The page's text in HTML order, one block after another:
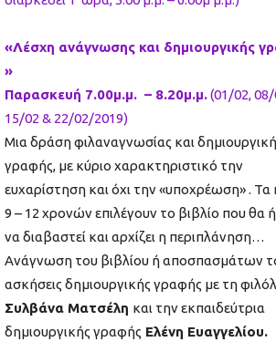
«Λέσχη ανάγνωσης και δημιουργικής
»
Παρασκευή 7.00μ.μ. – 8.20μ.μ.(01/02, 08/
15/02 & 22/02/2019)
Μια δράση φιλαναγνωσίας και
γραφής, με κύριο χαρακτηριστικό την
ευχαρίστηση και όχι την «υποχρέωση» . Τα
9 – 12 χρονών επιλέγουν το βιβλίο που θα
να διαβαστεί και αρχίζει η περιπλάνηση…
Ανάγνωση του βιβλίου ή αποσπασμάτων
ασκήσεις δημιουργικής γραφής με τη
Συλβάνα Ματσέλη και την εκπαιδεύτρια
δημιουργικής γραφής Ελένη Ευαγγελίου.